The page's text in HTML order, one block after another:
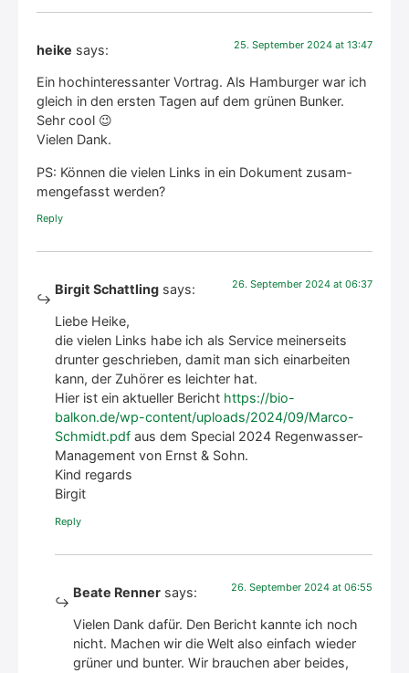
heike says: 25. Sep­tem­ber 2024 at 13:47
Ein hoch­in­ter­es­san­ter Vor­trag. Als Ham­bur­ger war ich
gleich in den ers­ten Tagen auf dem grü­nen Bun­ker.
Sehr cool 😉
Vie­len Dank.
PS: Kön­nen die vie­len Links in ein Doku­ment zusam­
men­ge­fasst wer­den?
Rep­ly
Birgit Schattling says: 26. Sep­tem­ber 2024 at 06:37
Lie­be Hei­ke,
die vie­len Links habe ich als Ser­vice mei­ner­seits
drun­ter geschrie­ben, damit man sich ein­ar­bei­ten
kann, der Zuhö­rer es leich­ter hat.
Hier ist ein aktu­el­ler Bericht https://bio-
balkon.de/wp-content/uploads/2024/09/Marco-
Schmidt.pdf aus dem Spe­cial 2024 Regen­was­ser­
Ma­nage­ment von Ernst & Sohn.
Kind regards
Bir­git
Rep­ly
Beate Renner says: 26. Sep­tem­ber 2024 at 06:55
Vie­len Dank dafür. Den Bericht kann­te ich noch
nicht. Machen wir die Welt also ein­fach wie­der
grü­ner und bun­ter. Wir brau­chen aber bei­des,